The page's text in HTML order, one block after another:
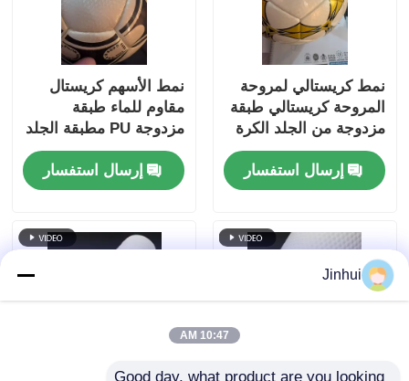
نمط كريستالي لمروحة
المروحة كريستالي طبقة
مزدوجة من الجلد الكرة
القدم المغلفة بـ PU مع
دعم غير منسوج مقاوم
للماء ونمط قابل
إرسال استفسار
نمط الأسهم كريستال
مقاوم للماء طبقة
مزدوجة PU مطبقة الجلد
كرة القدم مع نمط قابلة
للتخصيص لكرة القدم
الممتازة
إرسال استفسار
Jinhui
10:47 AM
Good day, what product are you looking